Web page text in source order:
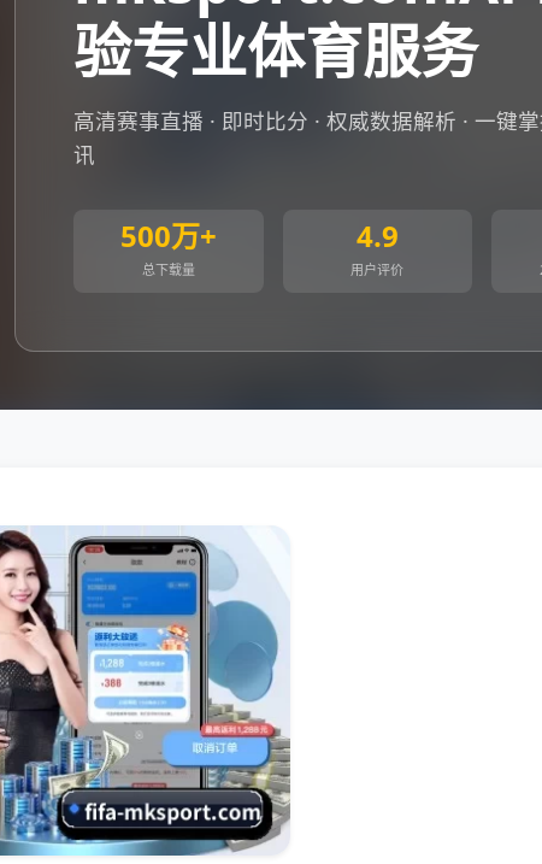
验专业体育服务
高清赛事直播 · 即时比分 · 权威数据解析 · 一键
讯
500万+
总下载量
4.9
用户评价